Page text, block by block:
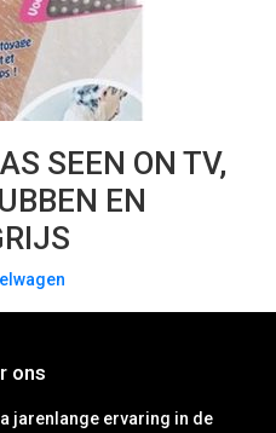
SEEN ON TV,
EN
ons
jarenlange ervaring in de